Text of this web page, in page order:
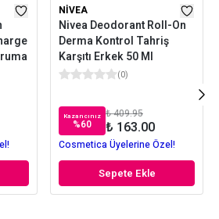
NIVEA
Nivea Deodorant Roll-On
Derma Kontrol Tahriş
Karşıtı Erkek 50 Ml
(0)
Kazancınız
%60
₺ 409.95
₺ 163.00
Cosmetica Üyelerine Özel!
Sepete Ekle